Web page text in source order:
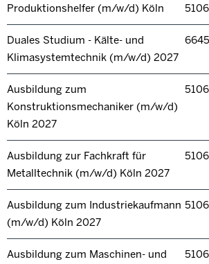
Produktionshelfer (m/w/d) Köln
Duales Studium - Kälte- und
Klimasystemtechnik (m/w/d) 2027
Ausbildung zum
Konstruktionsmechaniker (m/w/d)
Köln 2027
Ausbildung zur Fachkraft für
Metalltechnik (m/w/d) Köln 2027
Ausbildung zum Industriekaufmann
(m/w/d) Köln 2027
Ausbildung zum Maschinen- und